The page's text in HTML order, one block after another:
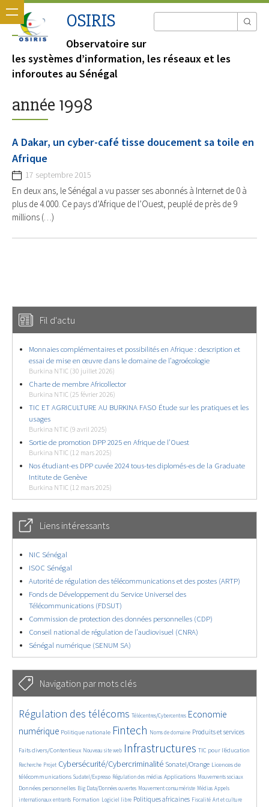
OSIRIS
Observatoire sur
les systèmes d’information, les réseaux et les
inforoutes au Sénégal
année 1998
A Dakar, un cyber-café tisse doucement sa toile en
Afrique
17 septembre 2015
En deux ans, le Sénégal a vu passer ses abonnés à Internet de 0 à
plus de 4.000. Ce pays d’Afrique de l’Ouest, peuplé de près de 9
millions (…)
Fil d'actu
Monnaies complémentaires et possibilités en Afrique : description et
essai de mise en œuvre dans le domaine de l’agroécologie
Burkina NTIC (30 juillet 2026)
Charte de membre Africollector
Burkina NTIC (25 février 2026)
TIC ET AGRICULTURE AU BURKINA FASO Étude sur les pratiques et les
usages
Burkina NTIC (9 avril 2025)
Sortie de promotion DPP 2025 en Afrique de l’Ouest
Burkina NTIC (12 mars 2025)
Nos étudiant-es DPP cuvée 2024 tous-tes diplomés-es de la Graduate
Intitute de Genève
Burkina NTIC (12 mars 2025)
Liens intéressants
NIC Sénégal
ISOC Sénégal
Autorité de régulation des télécommunications et des postes (ARTP)
Fonds de Développement du Service Universel des
Télécommunications (FDSUT)
Commission de protection des données personnelles (CDP)
Conseil national de régulation de l’audiovisuel (CNRA)
Sénégal numérique (SENUM SA)
Navigation par mots clés
4618/5690
Régulation des télécoms
371/5690 Télécentres/Cybercentres
3640/5690
Economie
numérique
1841/5690 Politique nationale
5230/5690 Fintech
675/5690 Noms de domaine
2363/5690 Produits et services
1564/5690
Faits divers/Contentieux Nouveau site web Infrastructures TIC pour l’éducation
Recherche
248/5690Projet
3578/5690 Cybersécurité/Cybercriminalité
2292/5690 Sonatel/Orange
1615/5690
Licences de
télécommunications
281/5690 Sudatel/Expresso
1023/5690 Régulation des médias
1533/5690 Applications
1135/5690 Mouvements sociaux
1674/5690
Données personnelles
150/5690 Big Data/Données ouvertes
637/5690 Mouvement consumériste
367/5690 Médias
655/5690
Appels
internationaux entrants
1725/5690 Formation
106/5690 Logiciel libre
2418/5690 Politiques africaines
1074/5690 Fiscalité
172/5690 Art et culture
582/5690